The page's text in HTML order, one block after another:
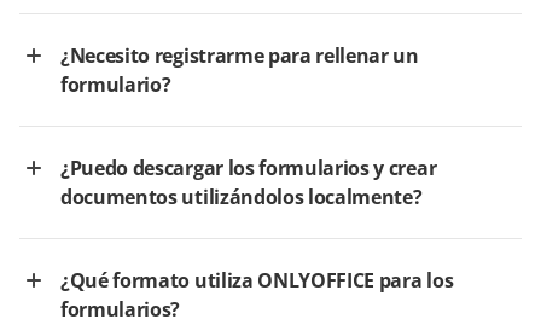
¿Necesito registrarme para rellenar un
formulario?
¿Puedo descargar los formularios y crear
documentos utilizándolos localmente?
¿Qué formato utiliza ONLYOFFICE para los
formularios?